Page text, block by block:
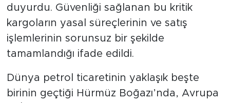
duyurdu. Güvenliği sağlanan bu kritik
kargoların yasal süreçlerinin ve satış
işlemlerinin sorunsuz bir şekilde
tamamlandığı ifade edildi.
Dünya petrol ticaretinin yaklaşık beşte
birinin geçtiği Hürmüz Boğazı’nda, Avrupa